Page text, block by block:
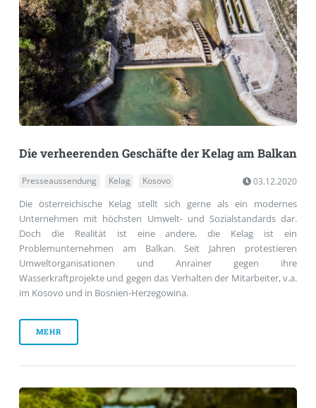
Die verheerenden Geschäfte der Kelag am Balkan
Presseaussendung Kelag Kosovo 03.12.2020
Die österreichische Kelag stellt sich gerne als ein modernes
Unternehmen mit höchsten Umwelt- und Sozialstandards dar.
Doch die Realität ist eine andere, die Kelag ist ein
Problemunternehmen am Balkan. Seit Jahren protestieren
Umweltorganisationen und Anrainer gegen ihre
Wasserkraftprojekte und gegen das Verhalten der Mitarbeiter, v.a.
im Kosovo und in Bosnien-Herzegowina.
MEHR